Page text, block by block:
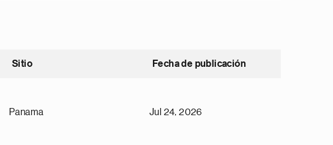
Sitio Fecha de publicación
Panama Jul 24, 2026